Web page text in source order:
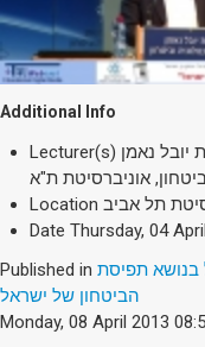
Additional Info
Lecturer(s) יובל נאמן
אוניברסיטת ת"א
Location תל אביב
Date Thursday, 04
Published in בנושא תפיסת
הביטחון של ישראל
Monday, 08 April 2013